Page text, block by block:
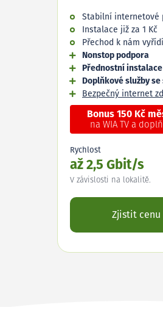
Stabilní internetové
Instalace již za 1 Kč
Přechod k nám
Nonstop podpora
Přednostní instalace
Doplňkové služby se
Bezpečný internet
Bonus 150 Kč
na WIA TV a
Rychlost
až 2,5 Gbit/s
V závislosti na lokalitě.
Zjistit cenu